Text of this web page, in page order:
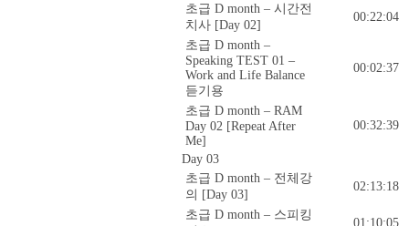
초급 D month – 시간전
치사 [Day 02]
00:22:04
초급 D month –
Speaking TEST 01 –
Work and Life Balance
듣기용
00:02:37
초급 D month – RAM
Day 02 [Repeat After
Me]
00:32:39
Day 03
초급 D month – 전체강
의 [Day 03]
02:13:18
초급 D month – 스피킹
01:10:05